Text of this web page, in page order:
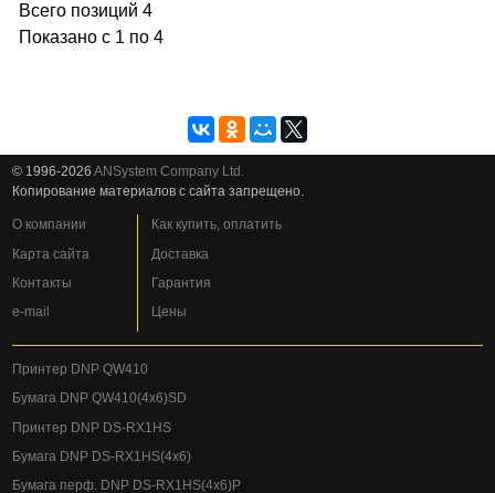
Всего позиций 4
Показано с 1 по 4
© 1996-2026ANSystem Company Ltd.
Копирование материалов с сайта запрещено.
О компании
Карта сайта
Контакты
e-mail
Как купить, оплатить
Доставка
Гарантия
Цены
Принтер DNP QW410
Бумага DNP QW410(4x6)SD
Принтер DNP DS-RX1HS
Бумага DNP DS-RX1HS(4x6)
Бумага перф. DNP DS-RX1HS(4x6)P